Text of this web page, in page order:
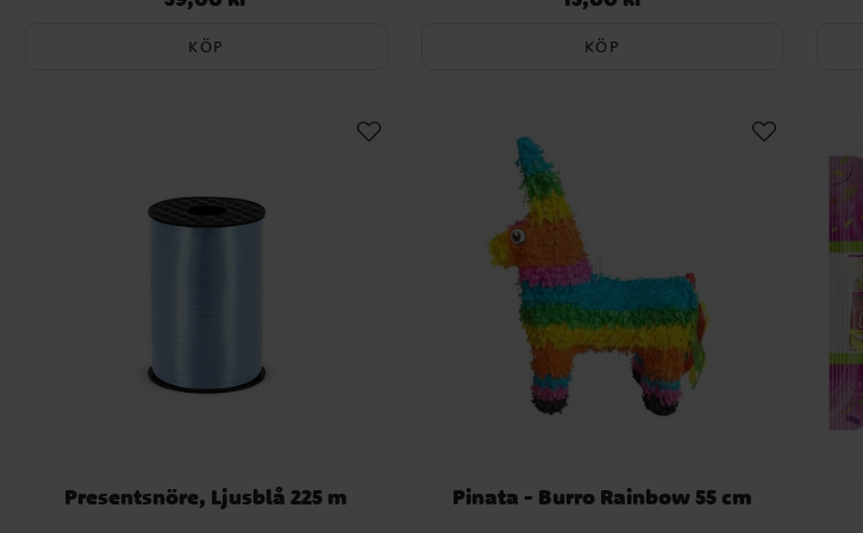
KÖP KÖP
Presentsnöre, Ljusblå 225 m Pinata - Burro Rainbow 55 cm